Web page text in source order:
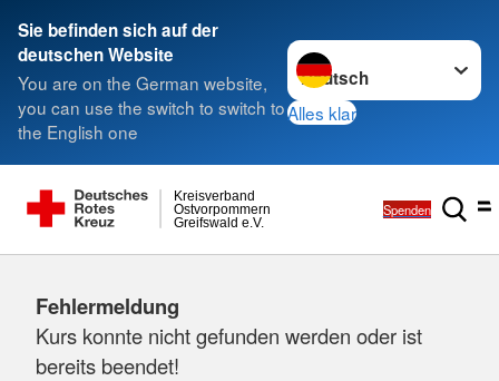
Sie befinden sich auf der
deutschen Website
You are on the German website,
you can use the switch to switch to
the English one
Sprache wechseln zu
Alles klar
Greifswald e.V.
Ostvorpommern
Kreisverband
Spenden
Fehlermeldung
Kurs konnte nicht gefunden werden oder ist
bereits beendet!